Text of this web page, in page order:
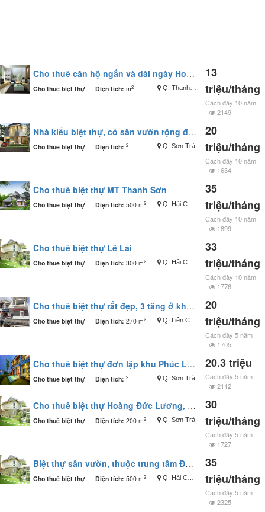
Cho thuê căn hộ ngắn và dài ngày Hoàng Anh Gia Lai giá phù hợp căn 2PN
Cho thuê biệt thự Diện tích: m2 Q. Thanh Khê
13
triệu/tháng
Cách đây 10 năm
2149
Nhà kiểu biệt thự, có sân vườn rộng đường Hoàng Đức Lương
Cho thuê biệt thự Diện tích: 2 Q. Sơn Trà
20
triệu/tháng
Cách đây 10 năm
1634
Cho thuê biệt thự MT Thanh Sơn
Cho thuê biệt thự Diện tích: 500 m2 Q. Hải Châu
35
triệu/tháng
Cách đây 10 năm
1899
Cho thuê biệt thự Lê Lai
Cho thuê biệt thự Diện tích: 300 m2 Q. Hải Châu
33
triệu/tháng
Cách đây 10 năm
1776
Cho thuê biệt thự rất đẹp, 3 tầng ở khu đô thị mới Bắc Hòa Minh
Cho thuê biệt thự Diện tích: 270 m2 Q. Liên Chiểu
20
triệu/tháng
Cách đây 5 năm
1705
Cho thuê biệt thự đơn lập khu Phúc Lộc Viên, 4 phòng ngủ, đầy đủ tiện nghi
Cho thuê biệt thự Diện tích: 2 Q. Sơn Trà
20.3 triệu
Cách đây 5 năm
2112
Cho thuê biệt thự Hoàng Đức Lương, DT 200m2, 3 tầng, 4PN, 30 triệu
Cho thuê biệt thự Diện tích: 200 m2 Q. Sơn Trà
30
triệu/tháng
Cách đây 5 năm
1727
Biệt thự sân vườn, thuộc trung tâm Đà Nẵng, tiện nghi đầy đủ.
Cho thuê biệt thự Diện tích: 500 m2 Q. Hải Châu
35
triệu/tháng
Cách đây 5 năm
2325